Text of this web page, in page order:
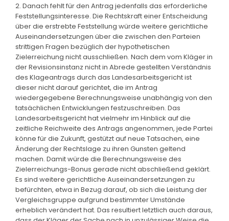
2. Danach fehlt für den Antrag jedenfalls das erforderliche
Feststellungsinteresse. Die Rechtskraft einer Entscheidung
über die erstrebte Feststellung würde weitere gerichtliche
Auseinandersetzungen über die zwischen den Parteien
strittigen Fragen bezüglich der hypothetischen
Zielerreichung nicht ausschließen. Nach dem vom Kläger in
der Revisionsinstanz nicht in Abrede gestellten Verständnis
des Klageantrags durch das Landesarbeitsgericht ist
dieser nicht darauf gerichtet, die im Antrag
wiedergegebene Berechnungsweise unabhängig von den
tatsächlichen Entwicklungen festzuschreiben. Das
Landesarbeitsgericht hat vielmehr im Hinblick auf die
zeitliche Reichweite des Antrags angenommen, jede Partei
könne für die Zukunft, gestützt auf neue Tatsachen, eine
Änderung der Rechtslage zu ihren Gunsten geltend
machen. Damit würde die Berechnungsweise des
Zielerreichungs-Bonus gerade nicht abschließend geklärt.
Es sind weitere gerichtliche Auseinandersetzungen zu
befürchten, etwa in Bezug darauf, ob sich die Leistung der
Vergleichsgruppe aufgrund bestimmter Umstände
erheblich verändert hat. Das resultiert letztlich auch daraus,